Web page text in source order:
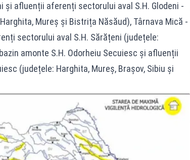
și afluenții aferenți sectorului aval S.H. Glodeni -
Mureș și Bistrița Năsăud), Târnava Mică -
sectorului aval S.H. Sărățeni (județele:
amonte S.H. Odorheiu Secuiesc și afluenții
(județele: Harghita, Mureș, Brașov, Sibiu și